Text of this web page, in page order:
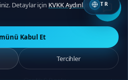
Web Sitesi
Reklam & SEO
TR
Detaylar için KVKK Aydınlatma
Kabul Et
Tercihler